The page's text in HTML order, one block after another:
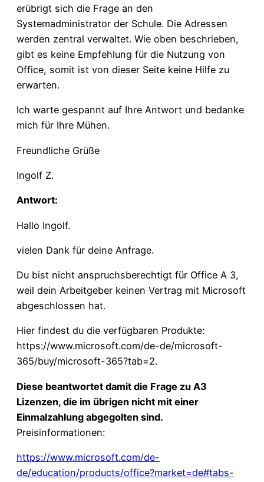
erübrigt sich die Frage an den
Systemadministrator der Schule. Die Adressen
werden zentral verwaltet. Wie oben beschrieben,
gibt es keine Empfehlung für die Nutzung von
Office, somit ist von dieser Seite keine Hilfe zu
erwarten.
Ich warte gespannt auf Ihre Antwort und bedanke
mich für Ihre Mühen.
Freundliche Grüße
Ingolf Z.
Antwort:
Hallo Ingolf.
vielen Dank für deine Anfrage.
Du bist nicht anspruchsberechtigt für Office A 3,
weil dein Arbeitgeber keinen Vertrag mit Microsoft
abgeschlossen hat.
Hier findest du die verfügbaren Produkte:
https://www.microsoft.com/de-de/microsoft-
365/buy/microsoft-365?tab=2.
Diese beantwortet damit die Frage zu A3
Lizenzen, die im übrigen nicht mit einer
Einmalzahlung abgegolten sind.
Preisinformationen:
https://www.microsoft.com/de-
de/education/products/office?market=de#tabs-